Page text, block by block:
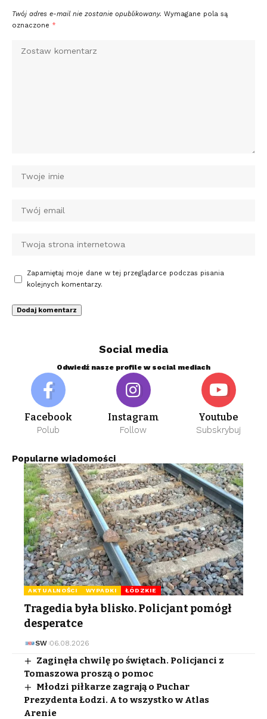
Twój adres e-mail nie zostanie opublikowany. Wymagane pola są
oznaczone *
Zapamiętaj moje dane w tej przeglądarce podczas pisania
kolejnych komentarzy.
Social media
Odwiedź nasze profile w social mediach
Facebook
Polub
Instagram
Follow
Youtube
Subskrybuj
Popularne wiadomości
AKTUALNOŚCI WYPADKI ŁÓDZKIE
Tragedia była blisko. Policjant pomógł
desperatce
SW 06.08.2026
Zaginęła chwilę po świętach. Policjanci z
Tomaszowa proszą o pomoc
Młodzi piłkarze zagrają o Puchar
Prezydenta Łodzi. A to wszystko w Atlas
Arenie